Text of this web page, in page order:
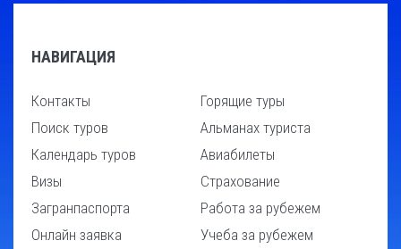
НАВИГАЦИЯ
Контакты
Поиск туров
Календарь туров
Визы
Загранпаспорта
Онлайн заявка
Горящие туры
Альманах туриста
Авиабилеты
Страхование
Работа за рубежем
Учеба за рубежем